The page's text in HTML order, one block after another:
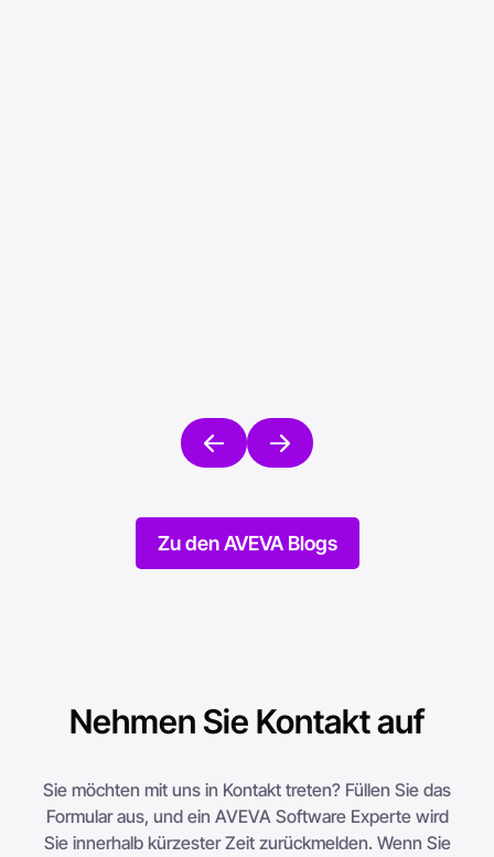
Zu den AVEVA Blogs
Nehmen Sie Kontakt auf
Sie möchten mit uns in Kontakt treten? Füllen Sie das
Formular aus, und ein AVEVA Software Experte wird
Sie innerhalb kürzester Zeit zurückmelden. Wenn Sie